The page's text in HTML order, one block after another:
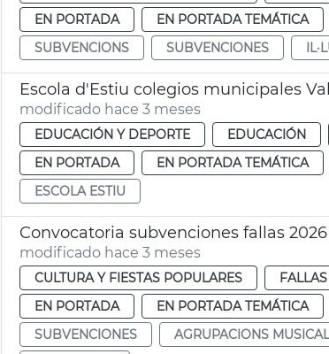
EN PORTADA
EN PORTADA TEMÁTICA
SUBVENCIONS
SUBVENCIONES
Escola d'Estiu colegios municipales
modificado hace 3 meses
EDUCACIÓN Y DEPORTE EDUCACIÓN
EN PORTADA
EN PORTADA TEMÁTICA
ESCOLA ESTIU
Convocatoria subvenciones fallas
modificado hace 3 meses
CULTURA Y FIESTAS POPULARES FALLAS
EN PORTADA
EN PORTADA TEMÁTICA
SUBVENCIONES
AGRUPACIONS